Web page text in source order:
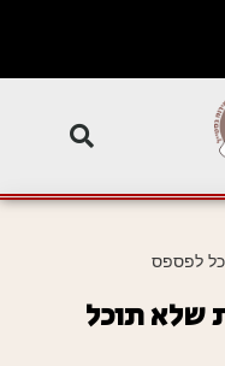
לפספס
שלא תוכל